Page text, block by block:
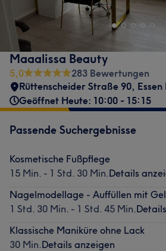
Maaalissa Beauty
5,0
283 Bewertungen
Rüttenscheider Straße 90,
Geöffnet Heute: 10:00 - 15:15
Passende Suchergebnisse
Kosmetische Fußpflege
15 Min. - 1 Std. 30 Min.Details
Nagelmodellage - Auffüllen mit Gel
1 Std. 30 Min. - 1 Std. 45 Min.
Klassische Maniküre ohne Lack
30 Min.Details anzeigen